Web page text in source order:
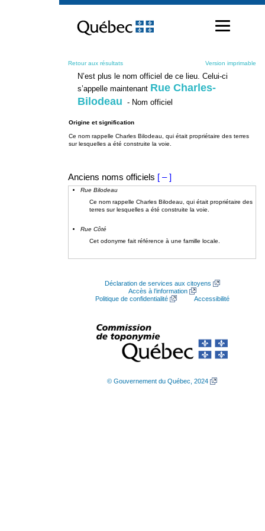
contenu
Retour aux résultats Version imprimable
N’est plus le nom officiel de ce lieu. Celui-ci
s’appelle maintenant Rue Charles-
Bilodeau - Nom officiel
Origine et signification
Ce nom rappelle Charles Bilodeau, qui était propriétaire des terres
sur lesquelles a été construite la voie.
Anciens noms officiels [ – ]
Rue Bilodeau
Ce nom rappelle Charles Bilodeau, qui était propriétaire des
terres sur lesquelles a été construite la voie.
Rue Côté
Cet odonyme fait référence à une famille locale.
Déclaration de services aux citoyens
Accès à l’information
Politique de confidentialité
Accessibilité
© Gouvernement du Québec, 2024